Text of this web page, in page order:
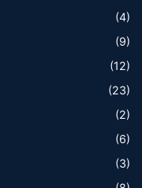
(4)
(9)
(12)
(23)
(2)
(6)
(3)